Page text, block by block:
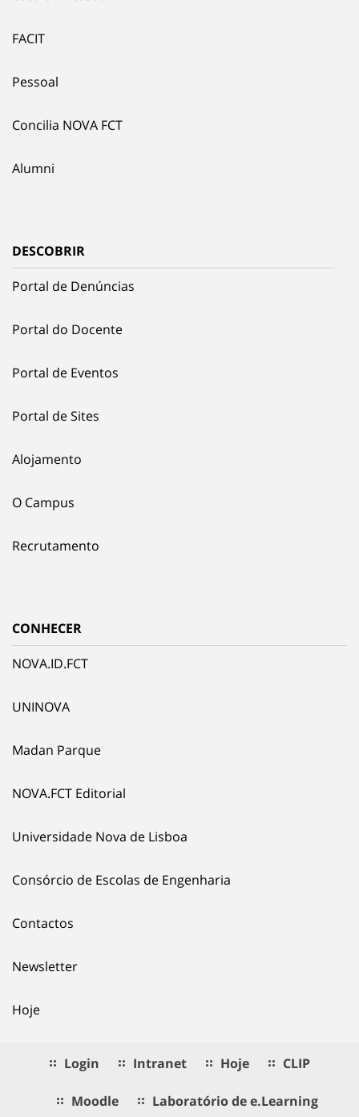
FACIT
Pessoal
Concilia NOVA FCT
Alumni
DESCOBRIR
Portal de Denúncias
Portal do Docente
Portal de Eventos
Portal de Sites
Alojamento
O Campus
Recrutamento
CONHECER
NOVA.ID.FCT
UNINOVA
Madan Parque
NOVA.FCT Editorial
Universidade Nova de Lisboa
Consórcio de Escolas de Engenharia
Contactos
Newsletter
Hoje
Login Intranet Hoje CLIP
Moodle Laboratório de e.Learning